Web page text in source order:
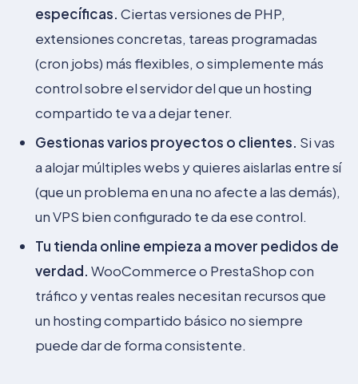
específicas. Ciertas versiones de PHP,
extensiones concretas, tareas programadas
(cron jobs) más flexibles, o simplemente más
control sobre el servidor del que un hosting
compartido te va a dejar tener.
Gestionas varios proyectos o clientes. Si vas
a alojar múltiples webs y quieres aislarlas entre sí
(que un problema en una no afecte a las demás),
un VPS bien configurado te da ese control.
Tu tienda online empieza a mover pedidos de
verdad. WooCommerce o PrestaShop con
tráfico y ventas reales necesitan recursos que
un hosting compartido básico no siempre
puede dar de forma consistente.